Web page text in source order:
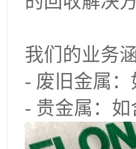
我们的业务
- 废旧金属
- 贵金属：